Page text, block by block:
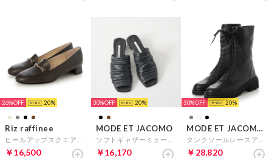
26% 20
Riz raffinee
￥16,500
30% 20
MODE ET JACOMO
￥16,170
30% 20
MODE ET JACOMO D'ICI
￥28,820